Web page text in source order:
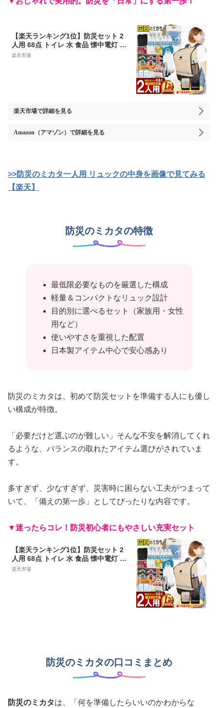
【楽天ランキング1位】防災セット 2
人用 68点 トイレ 水 食品 懐中電灯 ラ
ンタン 袋 中身 防災 リュック 防災リ
楽天市場
楽天市場で詳細を見る
Amazon（アマゾン） で詳細を見る
>>防災のミカタ一人用 リュックの中身を画像で見てみる
【楽天】
防災のミカタの特徴
最低限必要なものを厳選した構成
軽量＆コンパクトなリュック設計
目的別に選べるセット（家族用・女性
用など）
使いやすさを重視した配置
日本製アイテム中心で安心感あり
防災のミカタは、初めて防災セットを準備する人にも優し
い構成が特徴。
「必要だけど選ぶのが難しい」そんな不安を解消してくれ
るような、バランスの取れたアイテム選びがされていま
す。
多すぎず、少なすぎず、災害時に困らない工夫がつまって
いて、「備えの第一歩」としてぴったりな内容です。
▼迷ったらコレ！防災初心者にもやさしい充実セット
【楽天ランキング1位】防災セット 2
人用 68点 トイレ 水 食品 懐中電灯 ラ
ンタン 袋 中身 防災 リュック 防災リ
楽天市場
防災のミカタの口コミまとめ
防災のミカタは、「何を準備したらいいのかわからな